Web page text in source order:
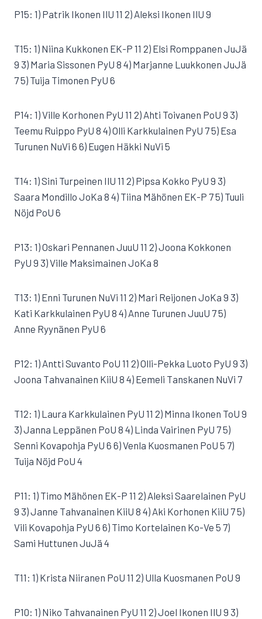
P15: 1) Patrik Ikonen IlU 11 2) Aleksi Ikonen IlU 9
T15: 1) Niina Kukkonen EK-P 11 2) Elsi Romppanen JuJä
9 3) Maria Sissonen PyU 8 4) Marjanne Luukkonen JuJä
7 5) Tuija Timonen PyU 6
P14: 1) Ville Korhonen PyU 11 2) Ahti Toivanen PoU 9 3)
Teemu Ruippo PyU 8 4) Olli Karkkulainen PyU 7 5) Esa
Turunen NuVi 6 6) Eugen Häkki NuVi 5
T14: 1) Sini Turpeinen IlU 11 2) Pipsa Kokko PyU 9 3)
Saara Mondillo JoKa 8 4) Tiina Mähönen EK-P 7 5) Tuuli
Nöjd PoU 6
P13: 1) Oskari Pennanen JuuU 11 2) Joona Kokkonen
PyU 9 3) Ville Maksimainen JoKa 8
T13: 1) Enni Turunen NuVi 11 2) Mari Reijonen JoKa 9 3)
Kati Karkkulainen PyU 8 4) Anne Turunen JuuU 7 5)
Anne Ryynänen PyU 6
P12: 1) Antti Suvanto PoU 11 2) Olli-Pekka Luoto PyU 9 3)
Joona Tahvanainen KiiU 8 4) Eemeli Tanskanen NuVi 7
T12: 1) Laura Karkkulainen PyU 11 2) Minna Ikonen ToU 9
3) Janna Leppänen PoU 8 4) Linda Vairinen PyU 7 5)
Senni Kovapohja PyU 6 6) Venla Kuosmanen PoU 5 7)
Tuija Nöjd PoU 4
P11: 1) Timo Mähönen EK-P 11 2) Aleksi Saarelainen PyU
9 3) Janne Tahvanainen KiiU 8 4) Aki Korhonen KiiU 7 5)
Vili Kovapohja PyU 6 6) Timo Kortelainen Ko-Ve 5 7)
Sami Huttunen JuJä 4
T11: 1) Krista Niiranen PoU 11 2) Ulla Kuosmanen PoU 9
P10: 1) Niko Tahvanainen PyU 11 2) Joel Ikonen IlU 9 3)